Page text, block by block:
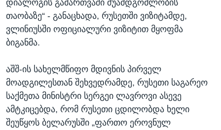
დიალოგის გამართვაში შუამდგომლობის
თაობაზე“ - განაცხადა, რუსეთში ვიზიტამდე,
ვლინიუსში ოფიციალური ვიზიტით მყოფმა
ბიგანმა.
აშშ-ის სახელმწიფო მდივნის პირველ
მოადგილესთან შეხვედრამდე, რუსეთი საგარეო
საქმეთა მინისტრი სერგეი ლავროვი ასევე
ამტკიცებდა, რომ რუსეთი ცდილობდა ხელი
შეუწყოს ბელარუსში „ფართო ეროვნულ